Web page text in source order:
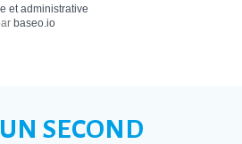
et administrative
baseo.io
SECOND